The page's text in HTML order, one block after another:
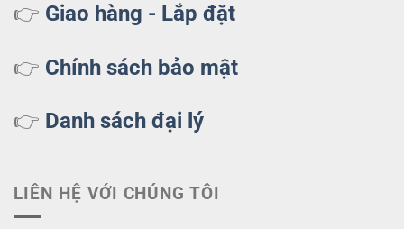
👉 Giao hàng - Lắp đặt
👉 Chính sách bảo mật
👉 Danh sách đại lý
LIÊN HỆ VỚI CHÚNG TÔI